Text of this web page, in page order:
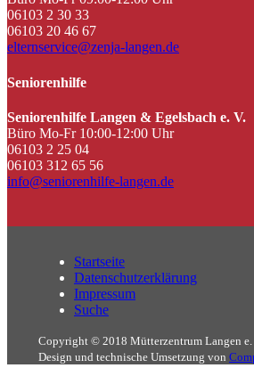
06103 2 30 33
06103 20 46 67
elternservice@zenja-langen.de
Seniorenhilfe
Seniorenhilfe Langen & Egelsbach e. V.
Büro Mo-Fr 10:00-12:00 Uhr
06103 2 25 04
06103 312 65 56
info@seniorenhilfe-langen.de
Startseite
Datenschutzerklärung
Impressum
Suche
Copyright © 2018 Mütterzentrum Langen e.
Design und technische Umsetzung von